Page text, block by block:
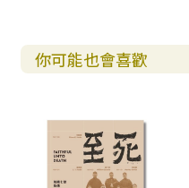
你可能也會喜歡